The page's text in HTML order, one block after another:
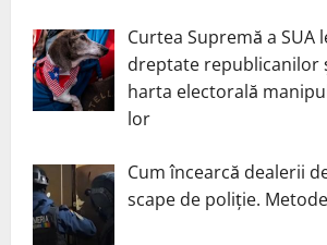
Curtea Supremă a SUA
dreptate republicanilor
harta electorală
lor
Cum încearcă dealerii
scape de poliție.